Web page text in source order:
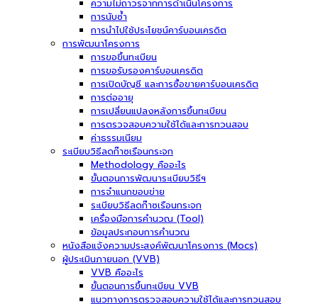
ความไม่ถาวรจากการดำเนินโครงการ
การนับซ้ำ
การนำไปใช้ประโยชน์คาร์บอนเครดิต
การพัฒนาโครงการ
การขอขึ้นทะเบียน
การขอรับรองคาร์บอนเครดิต
การเปิดบัญชี และการซื้อขายคาร์บอนเครดิต
การต่ออายุ
การเปลี่ยนแปลงหลังการขึ้นทะเบียน
การตรวจสอบความใช้ได้และการทวนสอบ
ค่าธรรมเนียม
ระเบียบวิธีลดก๊าซเรือนกระจก
Methodology คืออะไร
ขั้นตอนการพัฒนาระเบียบวิธีฯ
การจำแนกขอบข่าย
ระเบียบวิธีลดก๊าซเรือนกระจก
เครื่องมือการคำนวณ (Tool)
ข้อมูลประกอบการคำนวณ
หนังสือแจ้งความประสงค์พัฒนาโครงการ (Mocs)
ผู้ประเมินภายนอก (VVB)
VVB คืออะไร
ขั้นตอนการขึ้นทะเบียน VVB
แนวทางการตรวจสอบความใช้ได้และการทวนสอบ